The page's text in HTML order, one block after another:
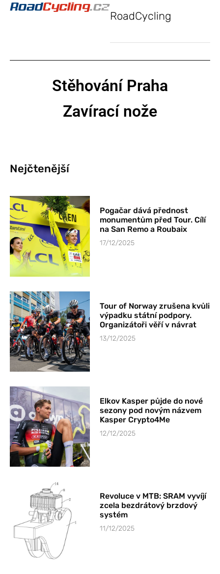
RoadCycling
Stěhování Praha
Zavírací nože
Nejčtenější
Pogačar dává přednost
monumentům před Tour. Cílí
na San Remo a Roubaix
17/12/2025
Tour of Norway zrušena kvůli
výpadku státní podpory.
Organizátoři věří v návrat
13/12/2025
Elkov Kasper půjde do nové
sezony pod novým názvem
Kasper Crypto4Me
12/12/2025
Revoluce v MTB: SRAM vyvíjí
zcela bezdrátový brzdový
systém
11/12/2025